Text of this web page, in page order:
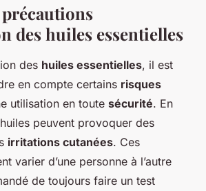
des huiles essentielles
des huiles essentielles, il est
en compte certains risques
utilisation en toute sécurité. En
peuvent provoquer des
irritations cutanées. Ces
varier d’une personne à l’autre
de toujours faire un test